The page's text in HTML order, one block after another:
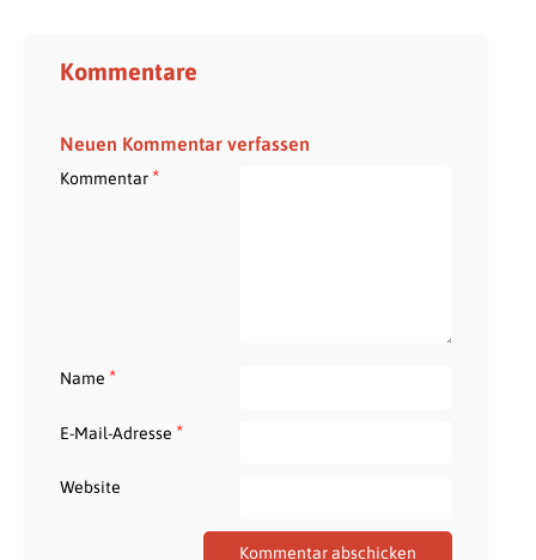
Kommentare
Neuen Kommentar verfassen
Kommentar*
Name *
E-Mail-Adresse *
Website